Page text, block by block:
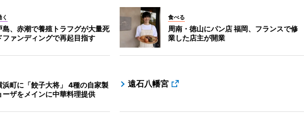
島、赤潮で養殖トラフグが大量死
ファンディングで再起目指す
食べる
周南・徳山にパン店 福岡、フランスで修
業した店主が開業
浜町に「餃子大将」 4種の自家製
ーザをメインに中華料理提供
遠石八幡宮